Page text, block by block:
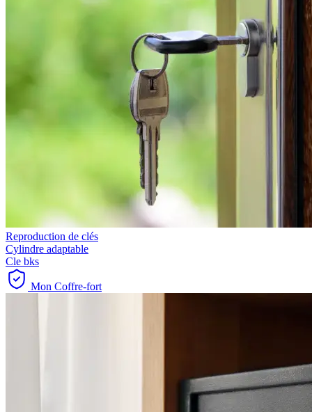
Reproduction de clés
Cylindre adaptable
Cle bks
Mon Coffre-fort